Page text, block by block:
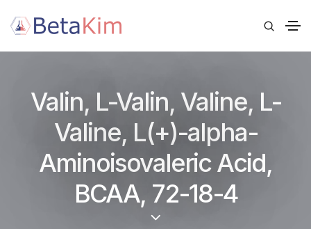
Valin, L-Valin, Valine, L-
Valine, L(+)-alpha-
Aminoisovaleric Acid,
BCAA, 72-18-4